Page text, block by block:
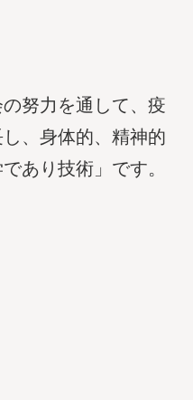
努力を通して、疫
、身体的、精神的
あり技術」です。